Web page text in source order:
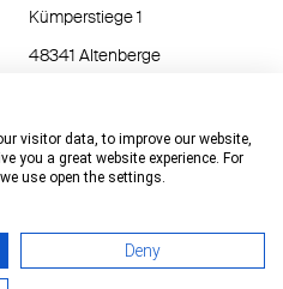
Kümperstiege 1
48341 Altenberge
E-Mail:cts@cargobull.com
Datenschutz
visitor data, to improve our website,
you a great website experience. For
use open the settings.
Deny